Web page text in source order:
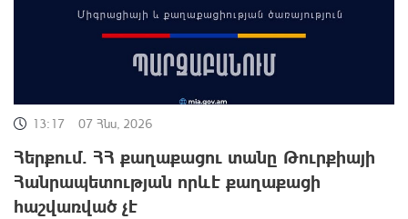
13:17 07 Հնս, 2026
Հերքում․ ՀՀ քաղաքացու տանը Թուրքիայի
Հանրապետության որևէ քաղաքացի
հաշվառված չէ